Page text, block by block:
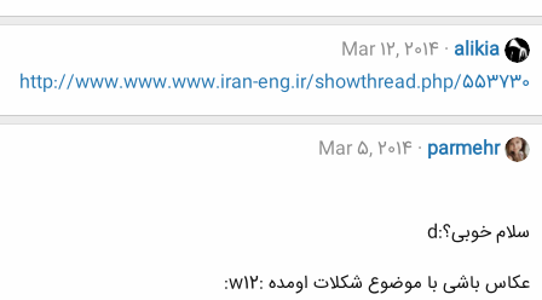
alikia
Mar 12, 2014
http://www.www.www.iran-eng.ir/showthread.php/553730
parmehr
Mar 5, 2014
سلام خوبی؟:d
عکاس باشی با موضوع شکلات اومده :w12: